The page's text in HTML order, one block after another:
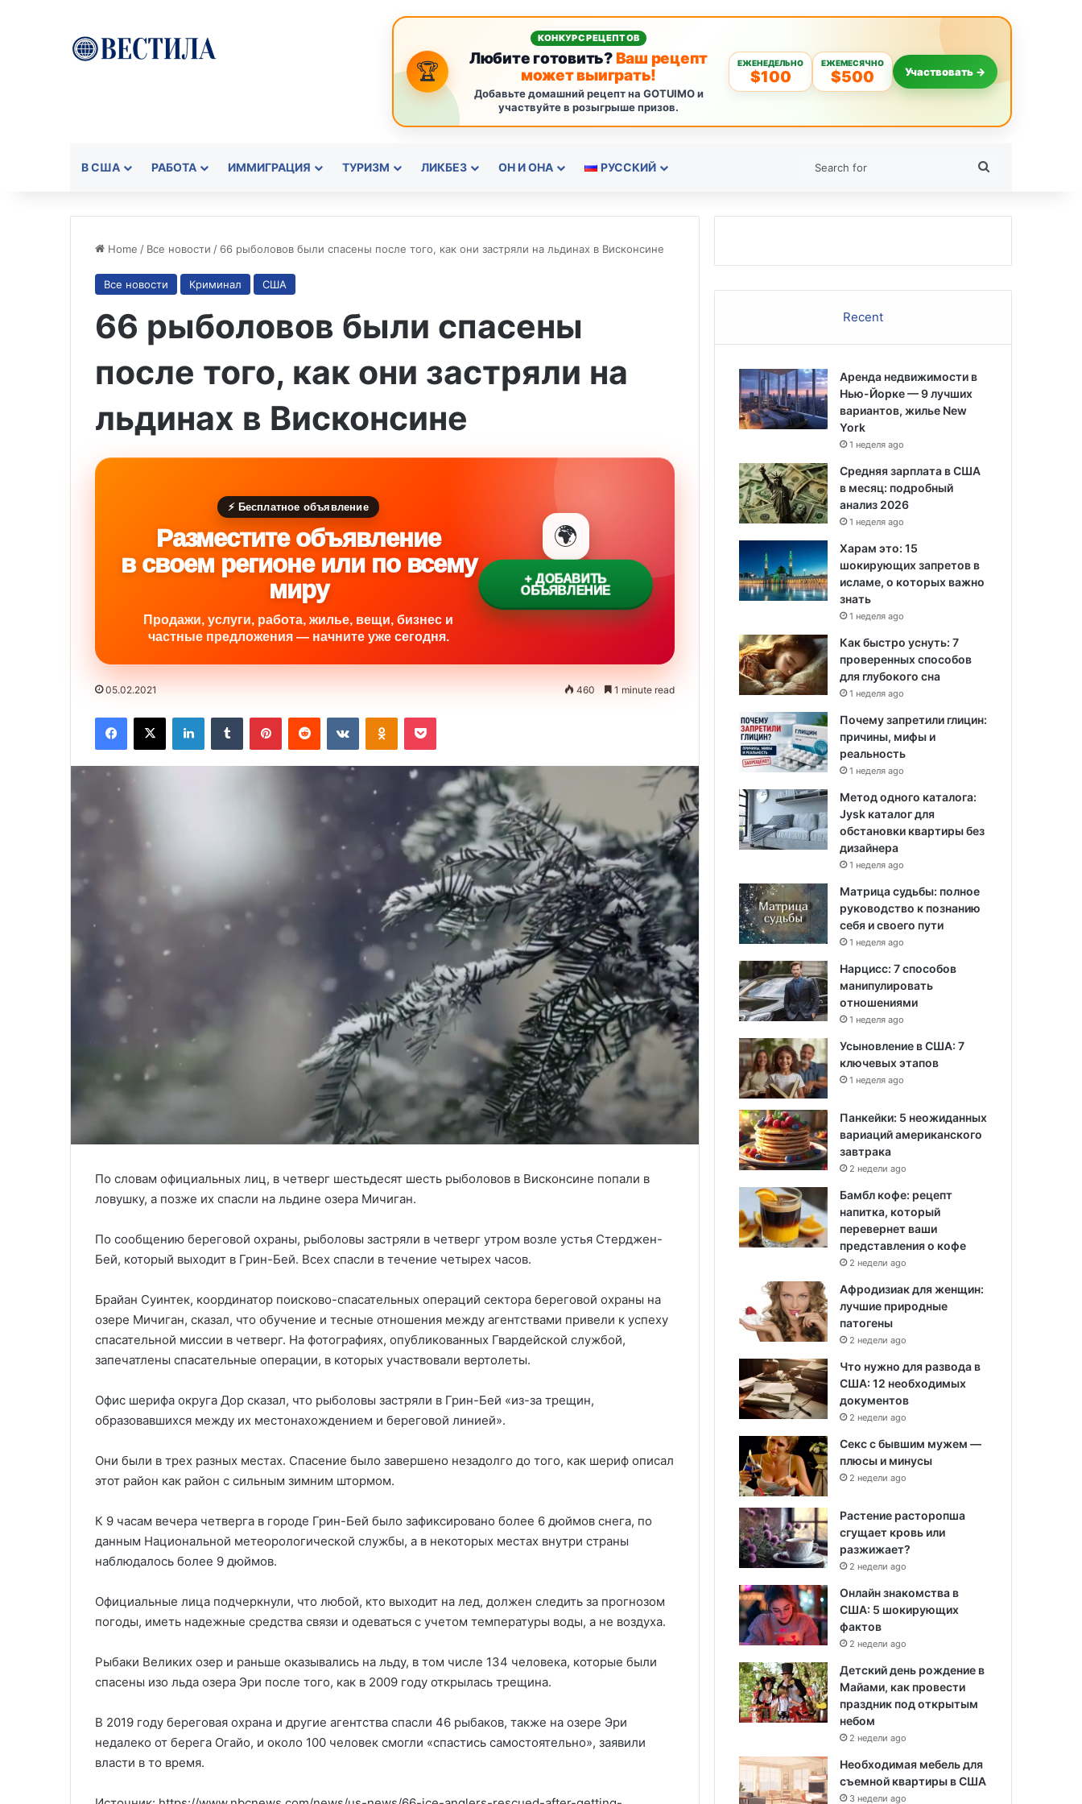
🏆
КОНКУРС РЕЦЕПТОВ
Любите готовить?Ваш рецепт
может выиграть!
Добавьте домашний рецепт на GOTUIMO и
участвуйте в розыгрыше призов.
ЕЖЕНЕДЕЛЬНО
$100
ЕЖЕМЕСЯЧНО
$500 Участвовать →
В США РАБОТА ИММИГРАЦИЯ ТУРИЗМ ЛИКБЕЗ ОН И ОНА РУССКИЙ
Home / Все новости / 66 рыболовов были спасены после того, как они застряли на льдинах в Висконсине
Все новости Криминал США
66 рыболовов были спасены
после того, как они застряли на
льдинах в Висконсине
⚡ Бесплатное объявление
Разместите объявление
в своем регионе или по всему
миру
Продажи, услуги, работа, жилье, вещи, бизнес и
частные предложения — начните уже сегодня.
🌍
+ ДОБАВИТЬ
ОБЪЯВЛЕНИЕ
05.02.2021 460 1 minute read
По словам официальных лиц, в четверг шестьдесят шесть рыболовов в Висконсине попали в
ловушку, а позже их спасли на льдине озера Мичиган.
По сообщению береговой охраны, рыболовы застряли в четверг утром возле устья Стерджен-
Бей, который выходит в Грин-Бей. Всех спасли в течение четырех часов.
Брайан Суинтек, координатор поисково-спасательных операций сектора береговой охраны на
озере Мичиган, сказал, что обучение и тесные отношения между агентствами привели к успеху
спасательной миссии в четверг. На фотографиях, опубликованных Гвардейской службой,
запечатлены спасательные операции, в которых участвовали вертолеты.
Офис шерифа округа Дор сказал, что рыболовы застряли в Грин-Бей «из-за трещин,
образовавшихся между их местонахождением и береговой линией».
Они были в трех разных местах. Спасение было завершено незадолго до того, как шериф описал
этот район как район с сильным зимним штормом.
К 9 часам вечера четверга в городе Грин-Бей было зафиксировано более 6 дюймов снега, по
данным Национальной метеорологической службы, а в некоторых местах внутри страны
наблюдалось более 9 дюймов.
Официальные лица подчеркнули, что любой, кто выходит на лед, должен следить за прогнозом
погоды, иметь надежные средства связи и одеваться с учетом температуры воды, а не воздуха.
Рыбаки Великих озер и раньше оказывались на льду, в том числе 134 человека, которые были
спасены изо льда озера Эри после того, как в 2009 году открылась трещина.
В 2019 году береговая охрана и другие агентства спасли 46 рыбаков, также на озере Эри
недалеко от берега Огайо, и около 100 человек смогли «спастись самостоятельно», заявили
власти в то время.
Recent
Аренда недвижимости в
Нью-Йорке — 9 лучших
вариантов, жилье New
York
1 неделя ago
Средняя зарплата в США
в месяц: подробный
анализ 2026
1 неделя ago
Харам это: 15
шокирующих запретов в
исламе, о которых важно
знать
1 неделя ago
Как быстро уснуть: 7
проверенных способов
для глубокого сна
1 неделя ago
Почему запретили глицин:
причины, мифы и
реальность
1 неделя ago
Метод одного каталога:
Jysk каталог для
обстановки квартиры без
дизайнера
1 неделя ago
Матрица судьбы: полное
руководство к познанию
себя и своего пути
1 неделя ago
Нарцисс: 7 способов
манипулировать
отношениями
1 неделя ago
Усыновление в США: 7
ключевых этапов
1 неделя ago
Панкейки: 5 неожиданных
вариаций американского
завтрака
2 недели ago
Бамбл кофе: рецепт
напитка, который
перевернет ваши
представления о кофе
2 недели ago
Афродизиак для женщин:
лучшие природные
патогены
2 недели ago
Что нужно для развода в
США: 12 необходимых
документов
2 недели ago
Секс с бывшим мужем —
плюсы и минусы
2 недели ago
Растение расторопша
сгущает кровь или
разжижает?
2 недели ago
Онлайн знакомства в
США: 5 шокирующих
фактов
2 недели ago
Детский день рождение в
Майами, как провести
праздник под открытым
небом
2 недели ago
Необходимая мебель для
съемной квартиры в США
3 недели ago